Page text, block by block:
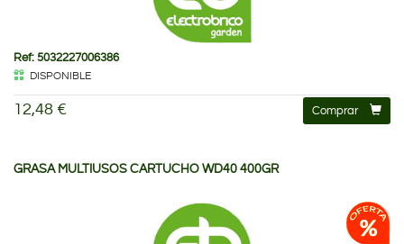
Ref: 5032227006386
DISPONIBLE
12,48 € Comprar
GRASA MULTIUSOS CARTUCHO WD40 400GR